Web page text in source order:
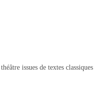
issues de textes